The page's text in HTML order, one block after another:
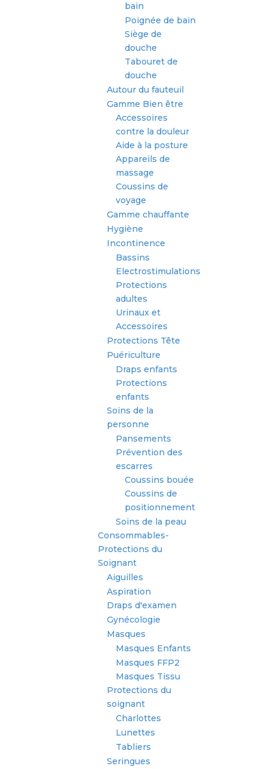
bain
Poignée de bain
Siège de
douche
Tabouret de
douche
Autour du fauteuil
Gamme Bien être
Accessoires
contre la douleur
Aide à la posture
Appareils de
massage
Coussins de
voyage
Gamme chauffante
Hygiène
Incontinence
Bassins
Electrostimulations
Protections
adultes
Urinaux et
Accessoires
Protections Tête
Puériculture
Draps enfants
Protections
enfants
Soins de la
personne
Pansements
Prévention des
escarres
Coussins bouée
Coussins de
positionnement
Soins de la peau
Consommables-
Protections du
Soignant
Aiguilles
Aspiration
Draps d'examen
Gynécologie
Masques
Masques Enfants
Masques FFP2
Masques Tissu
Protections du
soignant
Charlottes
Lunettes
Tabliers
Seringues